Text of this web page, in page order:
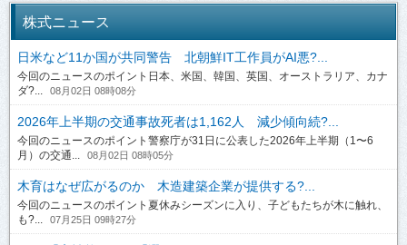
株式ニュース
日米など11か国が共同警告 北朝鮮IT工作員がAI悪?...
今回のニュースのポイント日本、米国、韓国、英国、オーストラリア、カナ
ダ?...
08月02日 08時08分
2026年上半期の交通事故死者は1,162人 減少傾向続?...
今回のニュースのポイント警察庁が31日に公表した2026年上半期（1〜6
月）の交通...
08月02日 08時05分
木育はなぜ広がるのか 木造建築企業が提供する?...
今回のニュースのポイント夏休みシーズンに入り、子どもたちが木に触れ、
も?...
07月25日 09時27分